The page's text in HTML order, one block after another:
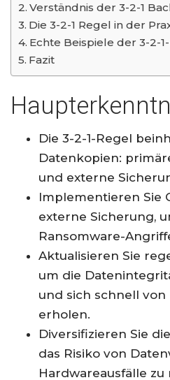
Verständnis der 3-2-1
Die 3-2-1 Regel in der
Echte Beispiele der 3-2-
Fazit
Die 3-2-1-Regel
Datenkopien:
und externe
Implementieren Sie
externe Sicherung,
Ransomware-
Aktualisieren Sie
um die
und sich schnell von
erholen.
Diversifizieren Sie
das Risiko von
Hardwareausfälle zu